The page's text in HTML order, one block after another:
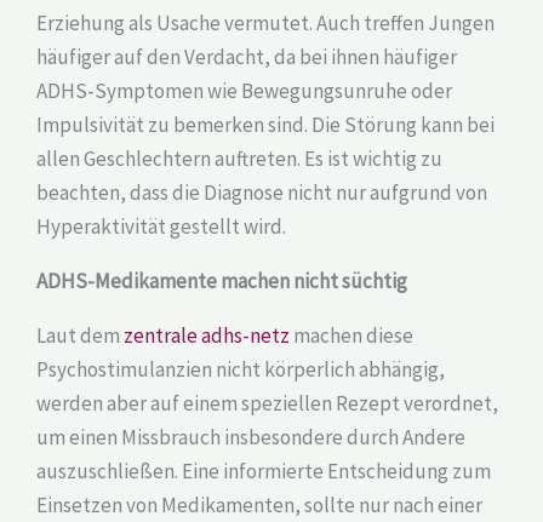
Erziehung als Usache vermutet. Auch treffen Jungen
häufiger auf den Verdacht, da bei ihnen häufiger
ADHS-Symptomen wie Bewegungsunruhe oder
Impulsivität zu bemerken sind. Die Störung kann bei
allen Geschlechtern auftreten. Es ist wichtig zu
beachten, dass die Diagnose nicht nur aufgrund von
Hyperaktivität gestellt wird.
ADHS-Medikamente machen nicht süchtig
Laut dem zentrale adhs-netz machen diese
Psychostimulanzien nicht körperlich abhängig,
werden aber auf einem speziellen Rezept verordnet,
um einen Missbrauch insbesondere durch Andere
auszuschließen. Eine informierte Entscheidung zum
Einsetzen von Medikamenten, sollte nur nach einer